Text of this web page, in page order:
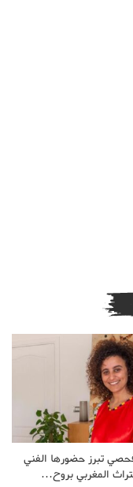
تبرز حضورها الفني
المغربي بروح…